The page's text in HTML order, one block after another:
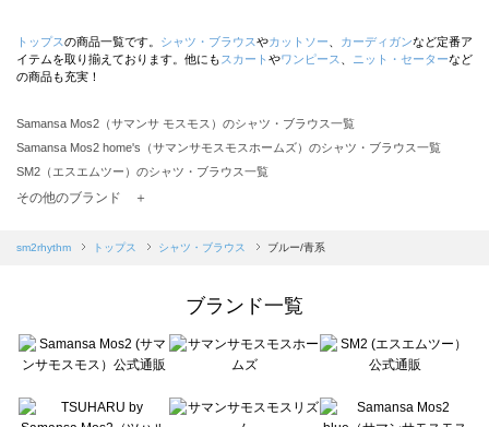
トップスの商品一覧です。 シャツ・ブラウスやカットソー カーディガンなど定番ア
イテムを取り揃えております。他にも スカート やワンピース ニット・セーターなど
の商品も充実！
Samansa Mos2（サマンサ モスモス）のシャツ・ブラウス一覧
Samansa Mos2 home's（サマンサモスモスホームズ）のシャツ・ブラウス一覧
SM2（エスエムツー）のシャツ・ブラウス一覧
Samansa Mos2 blue（サマンサモスモス ブルー）のシャツ・ブラウス一覧
sō4ū（ソウフォーユー）のシャツ・ブラウス一覧
Te chichi（テチチ）のシャツ・ブラウス一覧
Te chichi CLASSIC（テチチ クラシック）のシャツ・ブラウス一覧
Lugnoncure（ルノンキュール）のシャツ・ブラウス一覧
その他のブランド ＋
sm2rhythm トップス シャツ・ブラウス ブルー/青系
ブランド一覧